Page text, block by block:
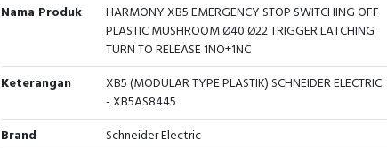
Nama Produk
HARMONY XB5 EMERGENCY STOP SWITCHING OFF
PLASTIC MUSHROOM Ø40 Ø22 TRIGGER LATCHING
TURN TO RELEASE 1NO+1NC
Keterangan
XB5 (MODULAR TYPE PLASTIK) SCHNEIDER ELECTRIC
- XB5AS8445
Brand
Schneider Electric